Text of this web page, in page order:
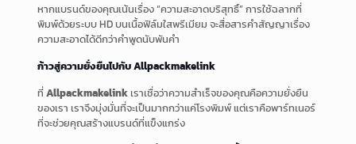
หากแบรนด์ของคุณเน้นเรื่อง “ความสะอาดบริสุทธิ์” การใช้ฉลากที่
พิมพ์ด้วยระบบ HD บนเนื้อฟิล์มใสพรีเมียม จะสื่อสารคำสัญญาเรื่อง
ความสะอาดได้ดีกว่าคำพูดนับพันคำ
ก้าวสู่ความยั่งยืนไปกับ Allpackmakelink
ที่Allpackmakelinkเราเชื่อว่าความสำเร็จของคุณคือความยั่งยืน
ของเรา เราจึงมุ่งมั่นที่จะเป็นมากกว่าแค่โรงพิมพ์ แต่เราคือพาร์ทเนอร์
ที่จะช่วยคุณสร้างแบรนด์ที่แข็งแกร่ง